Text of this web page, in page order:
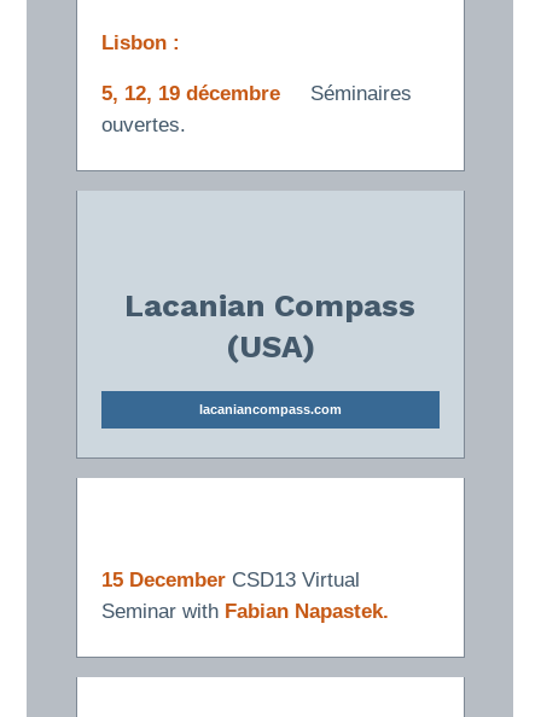
Lisbon :
5, 12, 19 décembre Séminaires
ouvertes.
Lacanian Compass
(USA)
lacaniancompass.com
15 December CSD13 Virtual
Seminar withFabian Napastek.